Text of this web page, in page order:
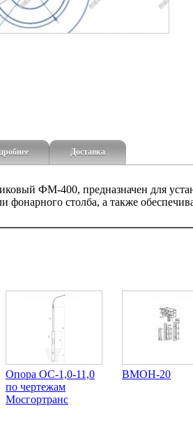
Доставка
ФМ-400, предназначен для
фонарного столба, а также
Опора ОС-1,0-11,0
по чертежам
Мосгортранс
ВМОН-20